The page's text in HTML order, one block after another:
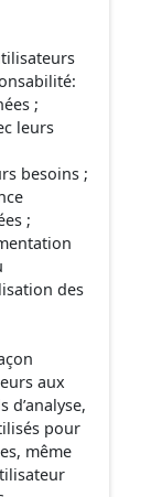
;
leurs
besoins ;
;
des
aux
pour
même